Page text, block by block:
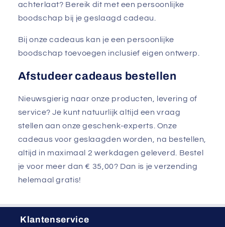
achterlaat? Bereik dit met een persoonlijke
boodschap bij je geslaagd cadeau.
Bij onze cadeaus kan je een persoonlijke
boodschap toevoegen inclusief eigen ontwerp.
Afstudeer cadeaus bestellen
Nieuwsgierig naar onze producten, levering of
service? Je kunt natuurlijk altijd een vraag
stellen aan onze geschenk-experts. Onze
cadeaus voor geslaagden worden, na bestellen,
altijd in maximaal 2 werkdagen geleverd. Bestel
je voor meer dan € 35,00? Dan is je verzending
helemaal gratis!
Klantenservice